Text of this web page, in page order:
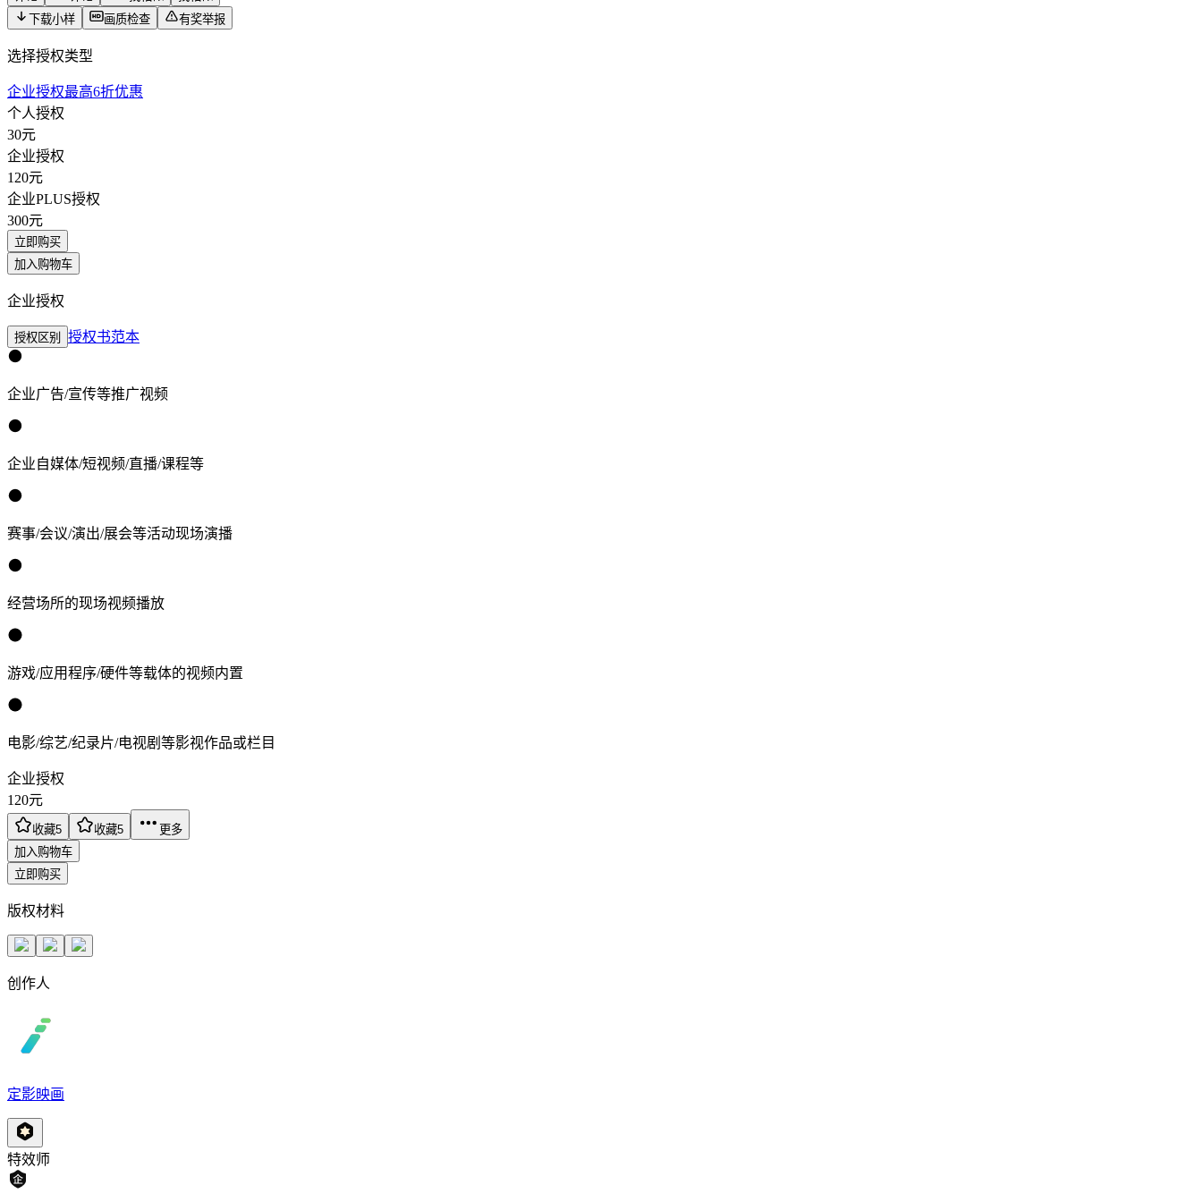
下载小样
画质检查 有奖举报
选择授权类型
企业授权最高6折优惠
个人授权
30元
企业授权
120元
企业PLUS授权
300元
立即购买
加入购物车
企业授权
授权区别 授权书范本
企业广告/宣传等推广视频
企业自媒体/短视频/直播/课程等
赛事/会议/演出/展会等活动现场演播
经营场所的现场视频播放
游戏/应用程序/硬件等载体的视频内置
电影/综艺/纪录片/电视剧等影视作品或栏目
企业授权
120元
收藏5 收藏5
更多
加入购物车
立即购买
版权材料
创作人
定影映画
特效师